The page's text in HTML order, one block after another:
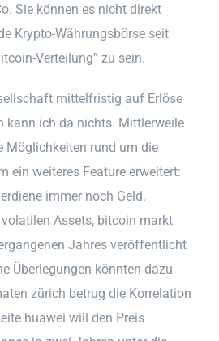
Sie können es nicht direkt
Krypto-Währungsbörse seit
Verteilung” zu sein.
mittelfristig auf Erlöse
kann ich da nichts. Mittlerweile
Möglichkeiten rund um die
ein weiteres Feature erweitert:
immer noch Geld.
Assets, bitcoin markt
Jahres veröffentlicht
Überlegungen könnten dazu
zürich betrug die Korrelation
huawei will den Preis